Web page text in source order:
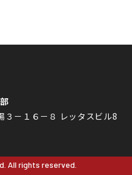
－１６－８ レッタスビル8
All rights reserved.